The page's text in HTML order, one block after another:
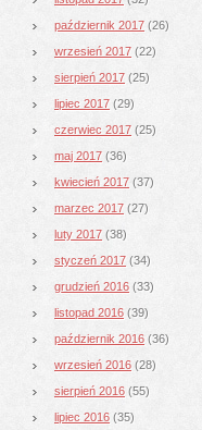
październik 2017 (26)
wrzesień 2017 (22)
sierpień 2017 (25)
lipiec 2017 (29)
czerwiec 2017 (25)
maj 2017 (36)
kwiecień 2017 (37)
marzec 2017 (27)
luty 2017 (38)
styczeń 2017 (34)
grudzień 2016 (33)
listopad 2016 (39)
październik 2016 (36)
wrzesień 2016 (28)
sierpień 2016 (55)
lipiec 2016 (35)